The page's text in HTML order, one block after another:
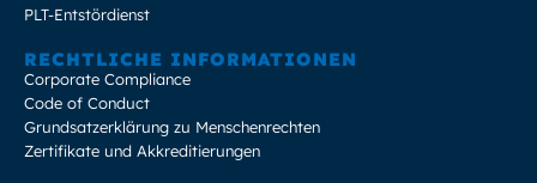
PLT-Entstördienst
RECHTLICHE INFORMATIONEN
Corporate Compliance
Code of Conduct
Grundsatzerklärung zu Menschenrechten
Zertifikate und Akkreditierungen